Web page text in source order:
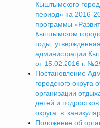
Кыштымского
период» на 2016-
программы
Кыштымском
годы,
администрации
от 15.02.2016 г.
Постановление
городского
организации
детей и
округа в
Положение об